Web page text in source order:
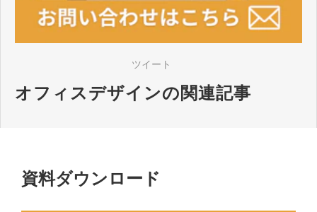
ツイート
オフィスデザインの関連記事
資料ダウンロード